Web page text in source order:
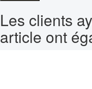
Les clients
article ont